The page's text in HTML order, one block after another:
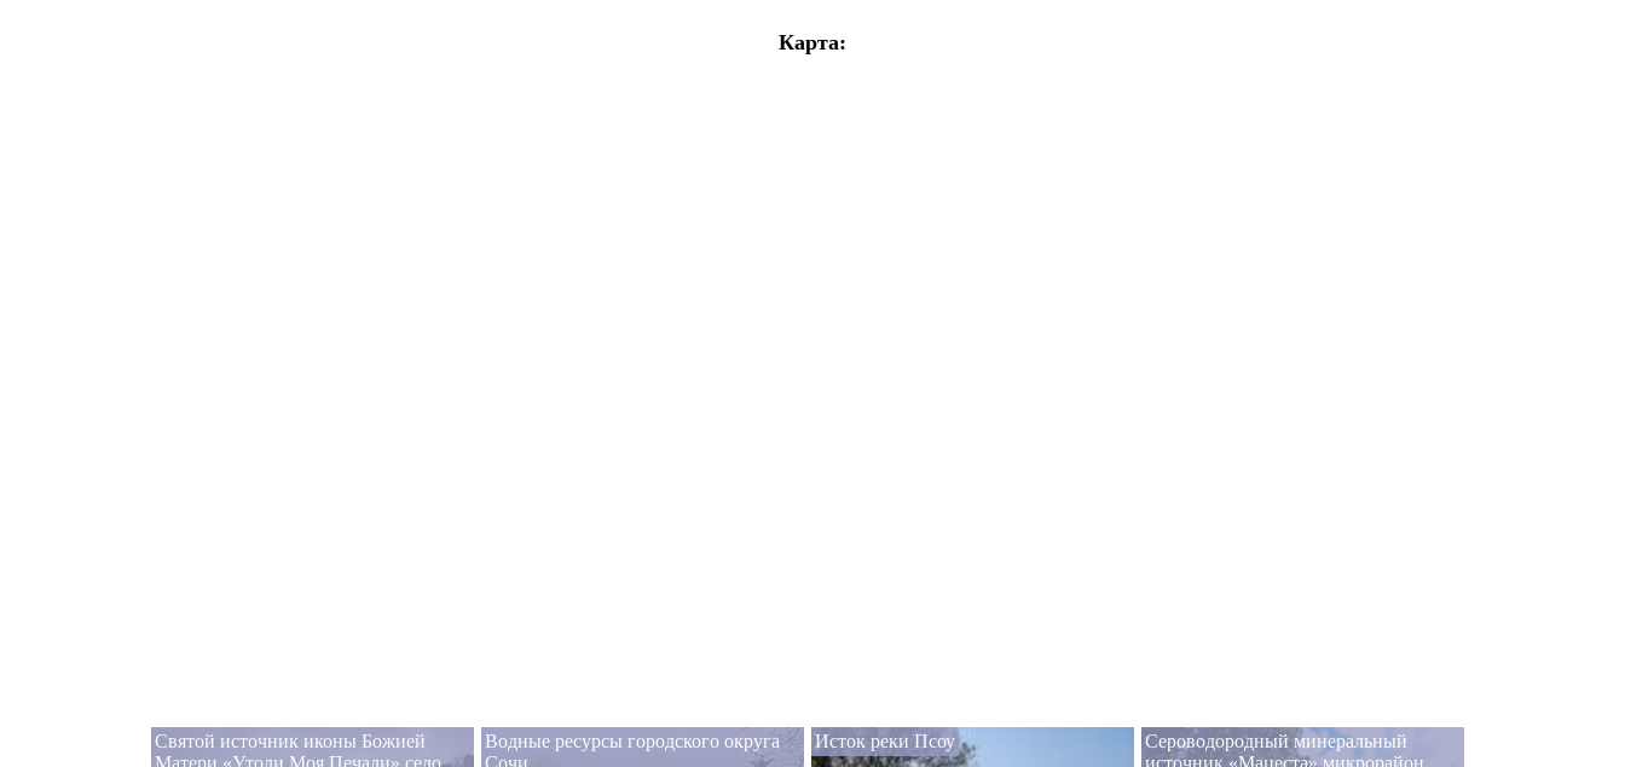
Карта:
Святой источник иконы Божией
Водные ресурсы городского округа
Исток реки Псоу
Сероводородный минеральный